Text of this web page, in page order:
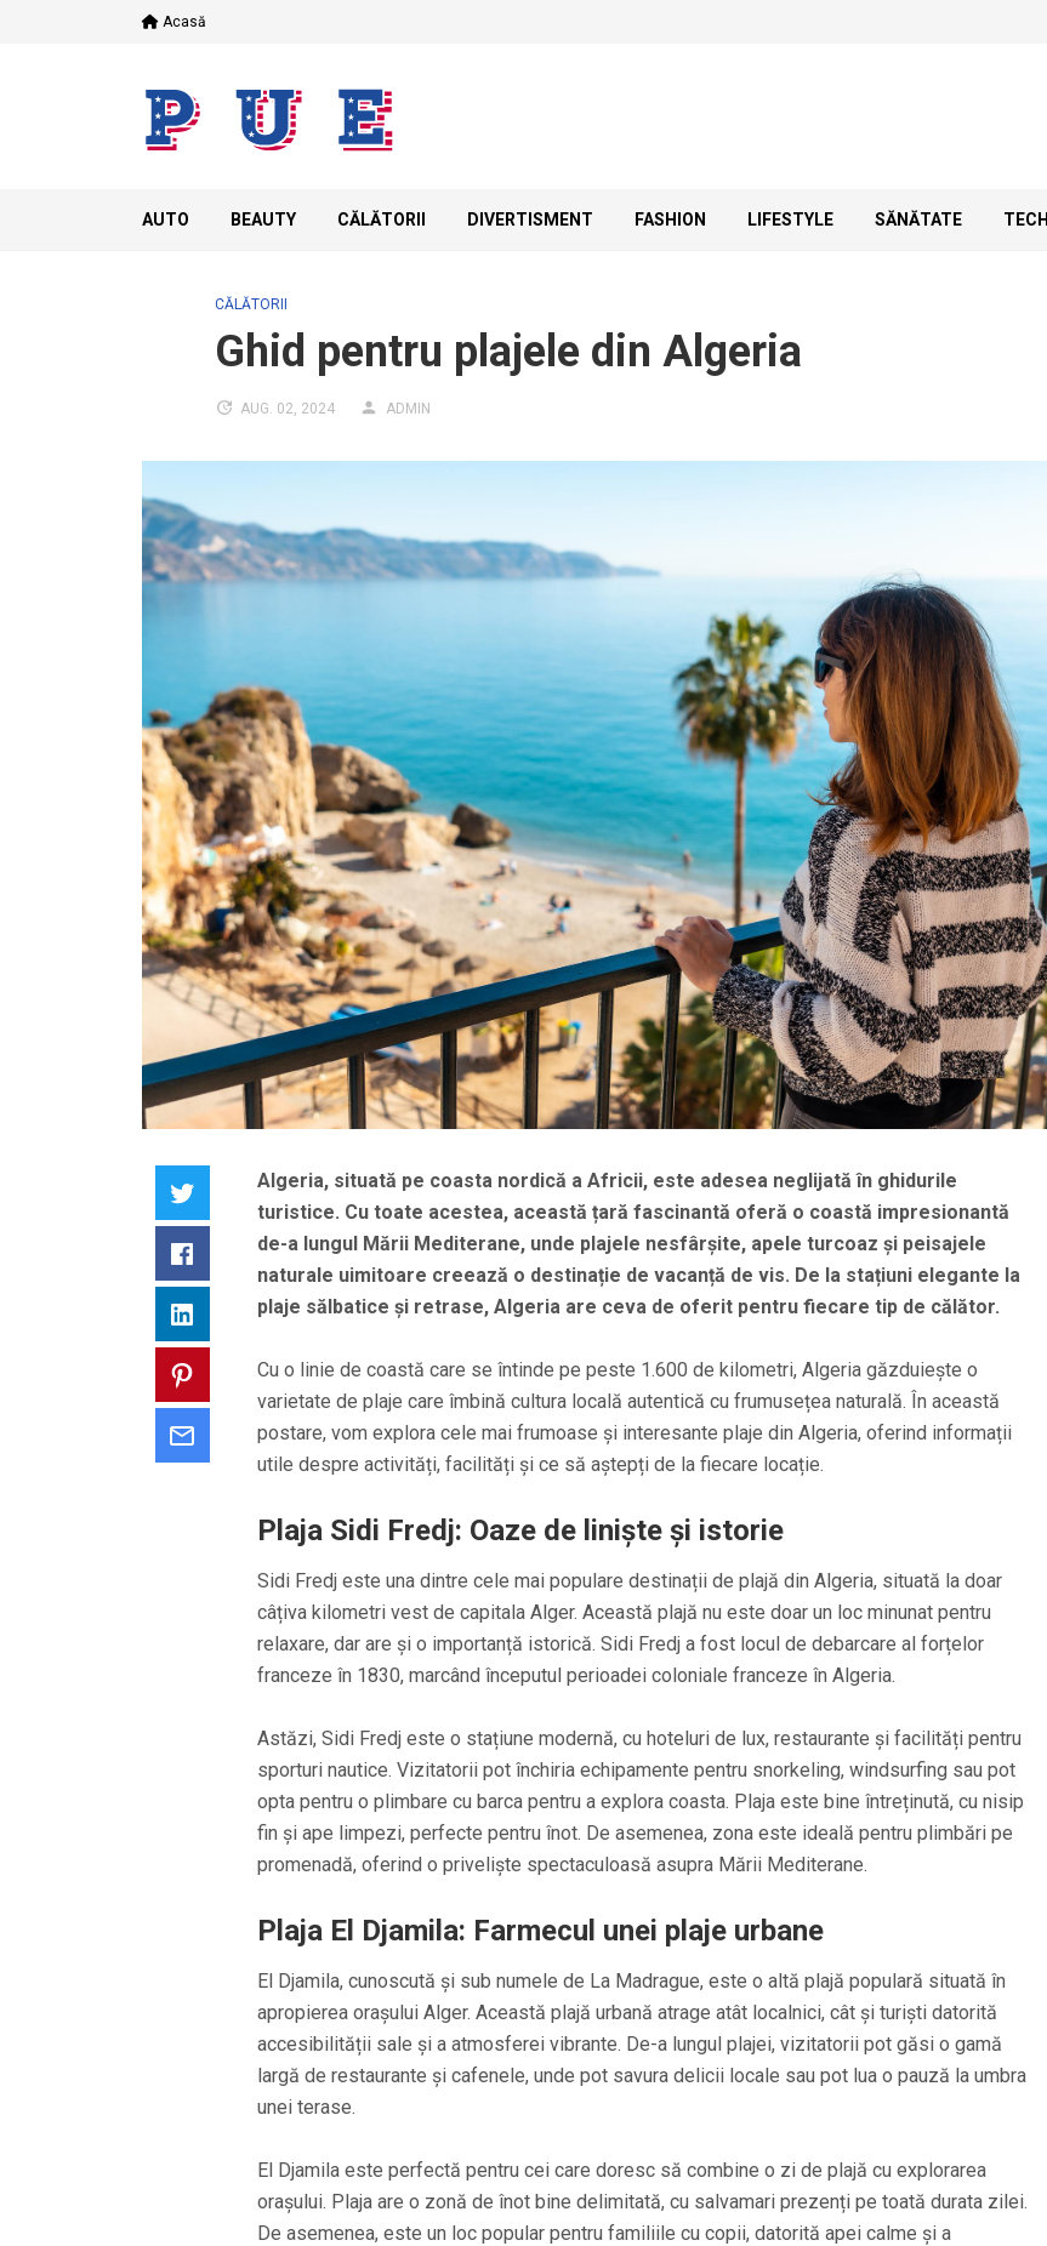
Acasă
AUTO BEAUTY CĂLĂTORII DIVERTISMENT FASHION LIFESTYLE SĂNĂTATE TECH
CĂLĂTORII
Ghid pentru plajele din Algeria
AUG. 02, 2024 ADMIN
Facebook
LinkedIn
Pinterest
Algeria, situată pe coasta nordică a Africii, este adesea neglijată în ghidurile
turistice. Cu toate acestea, această țară fascinantă oferă o coastă impresionantă
de-a lungul Mării Mediterane, unde plajele nesfârșite, apele turcoaz și peisajele
naturale uimitoare creează o destinație de vacanță de vis. De la stațiuni elegante la
plaje sălbatice și retrase, Algeria are ceva de oferit pentru fiecare tip de călător.
Cu o linie de coastă care se întinde pe peste 1.600 de kilometri, Algeria găzduiește o
varietate de plaje care îmbină cultura locală autentică cu frumusețea naturală. În această
postare, vom explora cele mai frumoase și interesante plaje din Algeria, oferind informații
utile despre activități, facilități și ce să aștepți de la fiecare locație.
Plaja Sidi Fredj: Oaze de liniște și istorie
Sidi Fredj este una dintre cele mai populare destinații de plajă din Algeria, situată la doar
câțiva kilometri vest de capitala Alger. Această plajă nu este doar un loc minunat pentru
relaxare, dar are și o importanță istorică. Sidi Fredj a fost locul de debarcare al forțelor
franceze în 1830, marcând începutul perioadei coloniale franceze în Algeria.
Astăzi, Sidi Fredj este o stațiune modernă, cu hoteluri de lux, restaurante și facilități pentru
sporturi nautice. Vizitatorii pot închiria echipamente pentru snorkeling, windsurfing sau pot
opta pentru o plimbare cu barca pentru a explora coasta. Plaja este bine întreținută, cu nisip
fin și ape limpezi, perfecte pentru înot. De asemenea, zona este ideală pentru plimbări pe
promenadă, oferind o priveliște spectaculoasă asupra Mării Mediterane.
Plaja El Djamila: Farmecul unei plaje urbane
El Djamila, cunoscută și sub numele de La Madrague, este o altă plajă populară situată în
apropierea orașului Alger. Această plajă urbană atrage atât localnici, cât și turiști datorită
accesibilității sale și a atmosferei vibrante. De-a lungul plajei, vizitatorii pot găsi o gamă
largă de restaurante și cafenele, unde pot savura delicii locale sau pot lua o pauză la umbra
unei terase.
El Djamila este perfectă pentru cei care doresc să combine o zi de plajă cu explorarea
orașului. Plaja are o zonă de înot bine delimitată, cu salvamari prezenți pe toată durata zilei.
De asemenea, este un loc popular pentru familiile cu copii, datorită apei calme și a